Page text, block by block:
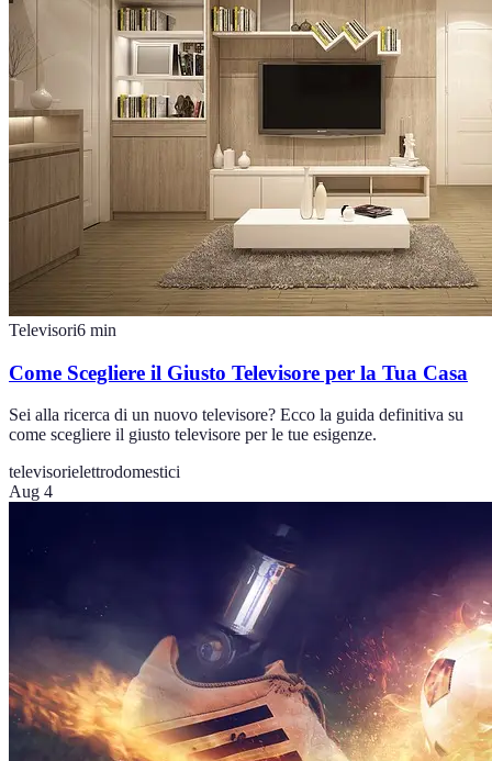
Televisori6 min
Come Scegliere il Giusto Televisore per la Tua Casa
Sei alla ricerca di un nuovo televisore? Ecco la guida definitiva su
come scegliere il giusto televisore per le tue esigenze.
televisorielettrodomestici
Aug 4